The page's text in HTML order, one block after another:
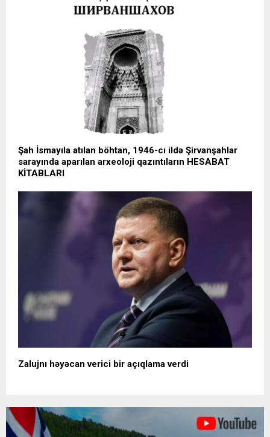
Şah İsmayıla atılan böhtan, 1946-cı ildə Şirvanşahlar
sarayında aparılan arxeoloji qazıntıların HESABAT
KİTABLARI
Zalujnı həyəcan verici bir açıqlama verdi